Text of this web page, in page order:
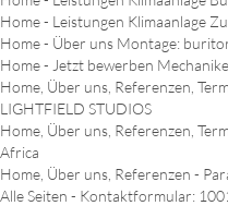
Home - Leistungen Klimaanlage
Home - Über uns Montage:
Home - Jetzt bewerben
Home, Über uns, Referenzen,
LIGHTFIELD STUDIOS
Home, Über uns, Referenzen,
Africa
Home, Über uns, Referenzen -
Alle Seiten - Kontaktformular: